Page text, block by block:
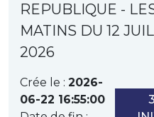
REPUBLIQUE -
MATINS DU 12
2026
Crée le : 2026-
06-22 16:55:00